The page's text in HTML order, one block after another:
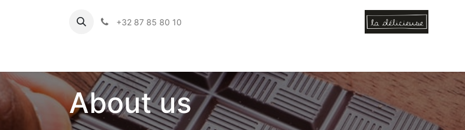
+32 87 85 80 10
About us